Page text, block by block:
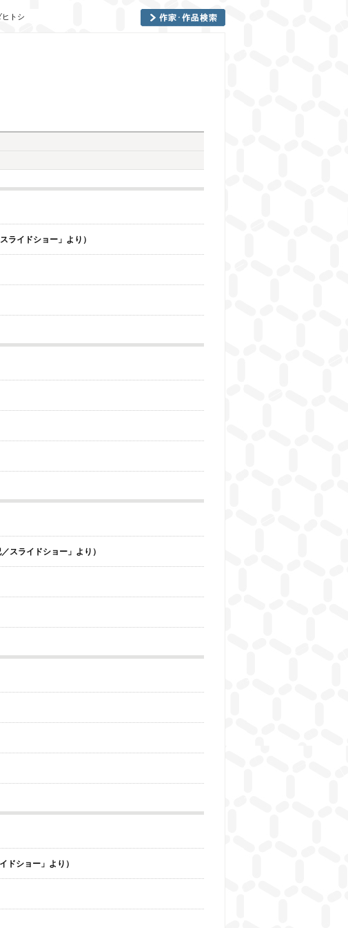
ヒトシ
ライドショー」より）
スライドショー」より）
ショー」より）